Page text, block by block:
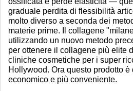
graduale perdita di flessibilità
molto diverso a seconda dei
materie prime. Il collagene
utilizzando un nuovo metodo
per ottenere il collagene più elite
cliniche cosmetiche per i super
Hollywood. Ora questo prodotto è
economico e più conveniente.